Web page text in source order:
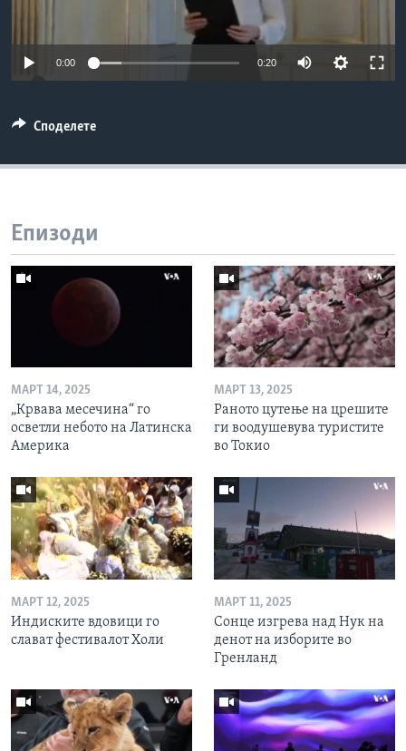
0:00 0:20
Споделете
Епизоди
МАРТ 14, 2025
„Крвава месечина“ го
осветли небото на Латинска
Америка
МАРТ 13, 2025
Раното цутење на црешите
ги воодушевува туристите
во Токио
МАРТ 12, 2025
Индиските вдовици го
слават фестивалот Холи
МАРТ 11, 2025
Сонце изгрева над Нук на
денот на изборите во
Гренланд